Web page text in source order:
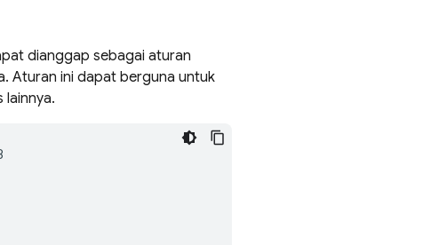
dianggap sebagai aturan
Aturan ini dapat berguna untuk
lainnya.